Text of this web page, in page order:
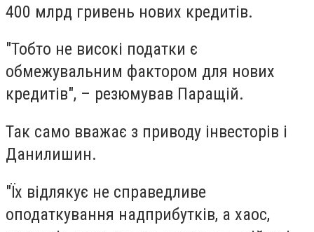
400 млрд гривень нових кредитів.
"Тобто не високі податки є
обмежувальним фактором для нових
кредитів", – резюмував Паращій.
Так само вважає з приводу інвесторів і
Данилишин.
"Їх відлякує не справедливе
оподаткування надприбутків, а хаос,